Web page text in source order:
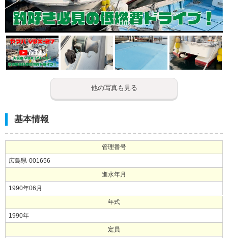
他の写真も見る
基本情報
管理番号
広島県-001656
進水年月
1990年06月
年式
1990年
定員